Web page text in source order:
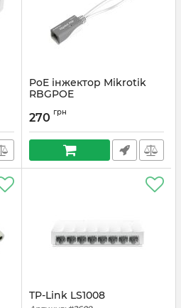
PoE інжектор Mikrotik
RBGPOE
270 грн
TP-Link LS1008